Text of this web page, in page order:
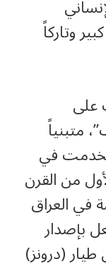
وتاركاً
على
متبنياً
في
من القرن
في العراق
بإصدار
(درونز)